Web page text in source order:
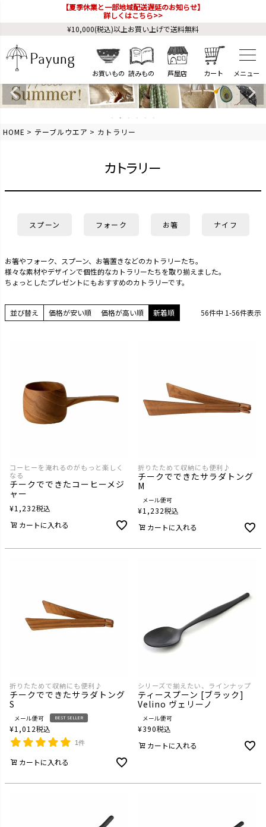
【夏季休業と一部地域配送遅延のお知らせ】
詳しくはこちら>>
¥10,000(税込)以上お買い上げで送料無料
お買いもの 読みもの 芦屋店 カート
HOME テーブルウエア カトラリー
カトラリー
スプーン フォーク お箸 ナイフ
お箸やフォーク、スプーン、お箸置きなどのカトラリーたち。
様々な素材やデザインで個性的なカトラリーたちを取り揃えました。
ちょっとしたプレゼントにもおすすめのカトラリーです。
並び替え 価格が安い順 価格が高い順 新着順 56件中 1-56件表示
コーヒーを淹れるのがもっと楽しく
なる
チークでできたコーヒーメジ
ャー
¥1,232税込
カートに入れる
折りたためて収納にも便利♪
チークでできたサラダトング
M
メール便可
¥1,232税込
カートに入れる
折りたためて収納にも便利♪
チークでできたサラダトング
S
メール便可 BEST SELLER
¥1,012税込
1件
カートに入れる
シリーズで揃えたい、ラインナップ
ティースプーン [ブラック]
Velino ヴェリーノ
メール便可
¥390税込
カートに入れる